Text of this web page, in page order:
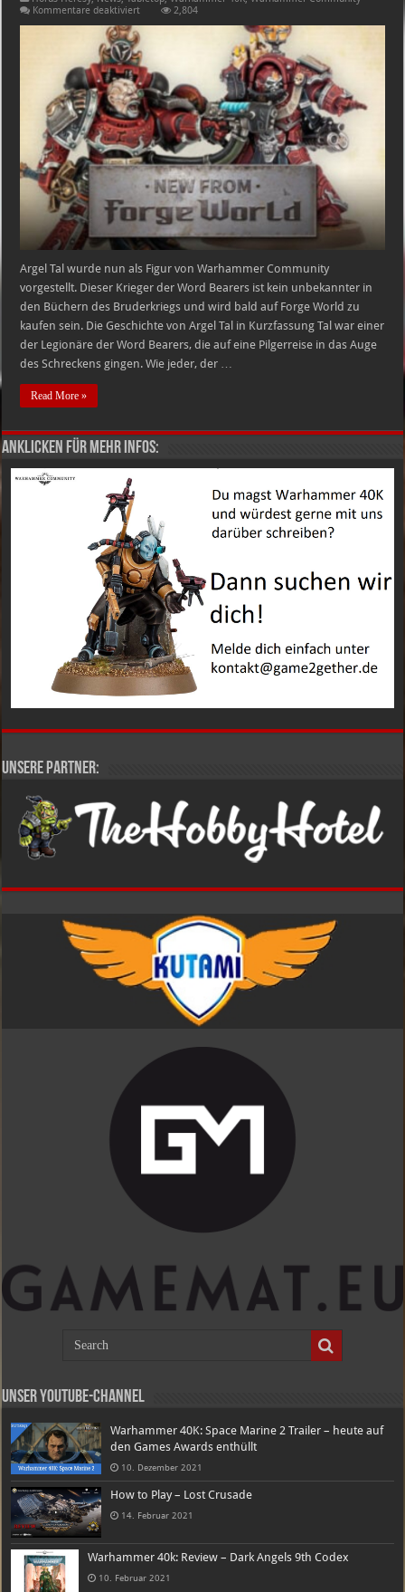
Kommentare deaktiviertfür
Heresy:
Argel
Tal
–
Ein
Freund
aus
dem
Auge
des
Schreckens
2,804
Argel Tal wurde nun als Figur von Warhammer Community
vorgestellt. Dieser Krieger der Word Bearers ist kein unbekannter in
den Büchern des Bruderkriegs und wird bald auf Forge World zu
kaufen sein. Die Geschichte von Argel Tal in Kurzfassung Tal war einer
der Legionäre der Word Bearers, die auf eine Pilgerreise in das Auge
des Schreckens gingen. Wie jeder, der …
Read More »
Anklicken für mehr Infos:
Unsere Partner:
Unser Youtube-Channel
Warhammer 40K: Space Marine 2 Trailer – heute auf
den Games Awards enthüllt
10. Dezember 2021
How to Play – Lost Crusade
14. Februar 2021
Warhammer 40k: Review – Dark Angels 9th Codex
10. Februar 2021